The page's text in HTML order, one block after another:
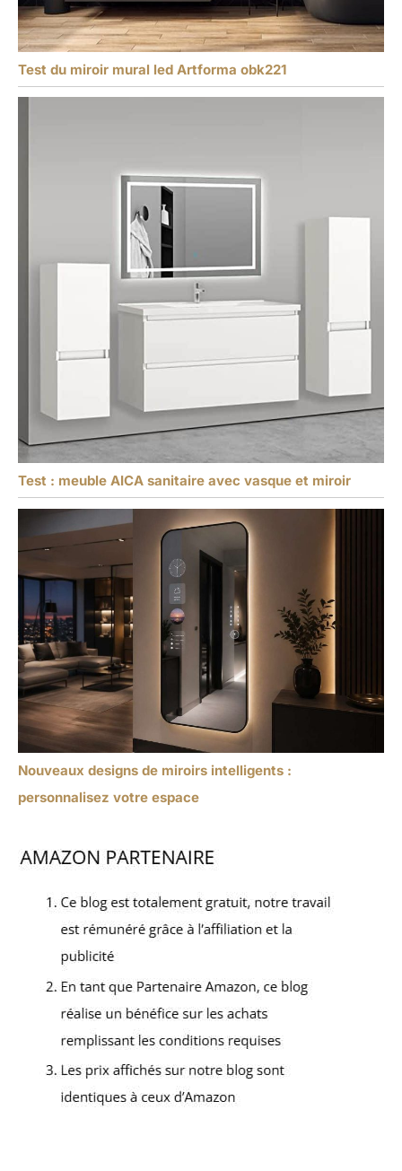
Test du miroir mural led Artforma obk221
Test : meuble AICA sanitaire avec vasque et miroir
Nouveaux designs de miroirs intelligents :
personnalisez votre espace